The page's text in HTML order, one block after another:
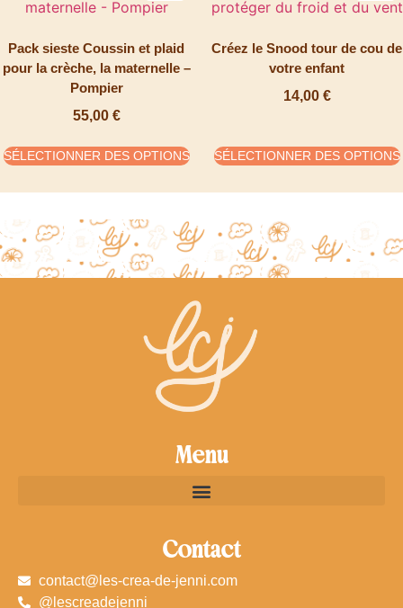
Pack sieste Coussin et plaid
pour la crèche, la maternelle –
Pompier
55,00 €
SÉLECTIONNER DES OPTIONS
Créez le Snood tour de cou de
votre enfant
14,00 €
SÉLECTIONNER DES OPTIONS
Menu
Contact
contact@les-crea-de-jenni.com
@lescreadejenni